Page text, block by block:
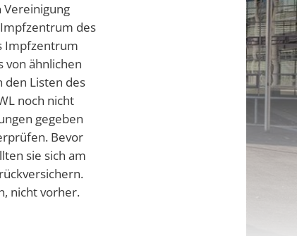
des
Impfzentrum
von ähnlichen
den Listen des
noch nicht
gegeben
Bevor
sie sich am
nicht vorher.